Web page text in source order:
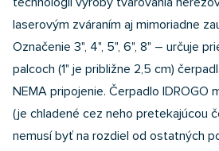
laserovým zváraním aj mimoriadne
Označenie 3", 4", 5", 6", 8" – určuje
palcoch (1" je približne 2,5 cm)
NEMA pripojenie. Čerpadlo IDROGO
(je chladené cez neho pretekajúcou
nemusí byť na rozdiel od ostatných